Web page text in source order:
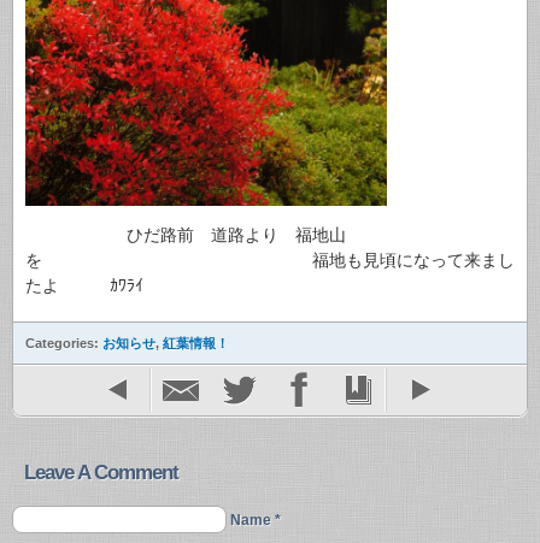
ひだ路前 道路より 福地山
を 福地も見頃になって来まし
たよ ｶﾜﾗｲ
Categories: お知らせ, 紅葉情報！
Leave A Comment
Name *